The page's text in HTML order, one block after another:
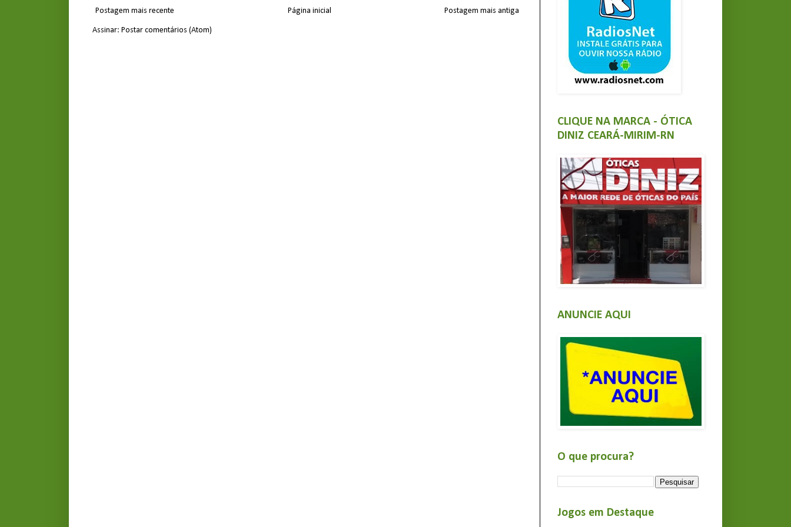
Postagem mais recente Postagem mais antiga
Página inicial
Assinar: Postar comentários (Atom)
CLIQUE NA MARCA - ÓTICA
DINIZ CEARÁ-MIRIM-RN
ANUNCIE AQUI
O que procura?
Jogos em Destaque